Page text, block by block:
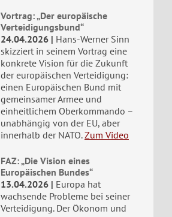
Vortrag: „Der europäische
Verteidigungsbund“
24.04.2026
Hans-Werner Sinn
skizziert in seinem Vortrag eine
konkrete Vision für die Zukunft
der europäischen Verteidigung:
einen Europäischen Bund mit
gemeinsamer Armee und
einheitlichem Oberkommando –
unabhängig von der EU, aber
innerhalb der NATO. Zum Video
FAZ: „Die Vision eines
Europäischen Bundes“
13.04.2026
Europa hat
wachsende Probleme bei seiner
Verteidigung. Der Ökonom und